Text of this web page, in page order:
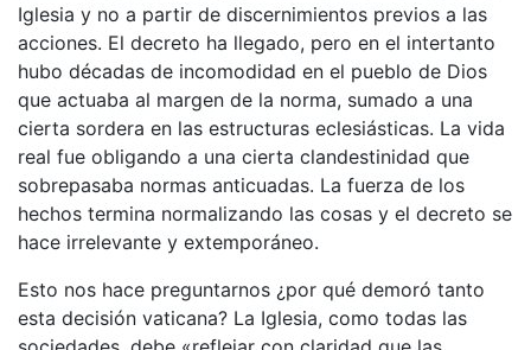
Iglesia y no a partir de discernimientos previos a las
acciones. El decreto ha llegado, pero en el intertanto
hubo décadas de incomodidad en el pueblo de Dios
que actuaba al margen de la norma, sumado a una
cierta sordera en las estructuras eclesiásticas. La vida
real fue obligando a una cierta clandestinidad que
sobrepasaba normas anticuadas. La fuerza de los
hechos termina normalizando las cosas y el decreto se
hace irrelevante y extemporáneo.
Esto nos hace preguntarnos ¿por qué demoró tanto
esta decisión vaticana? La Iglesia, como todas las